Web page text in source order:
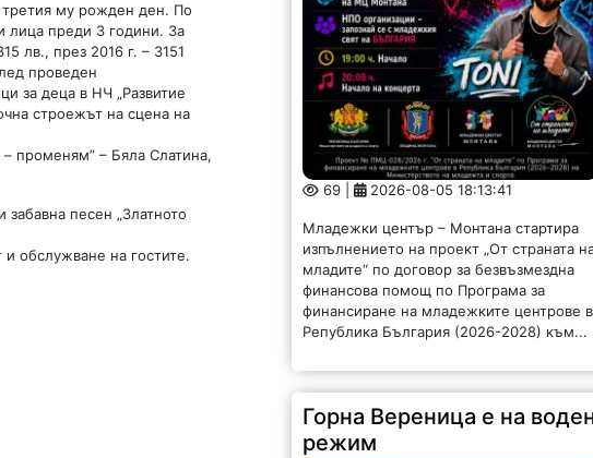
му рожден ден. По
лица преди 3 години. За
лв., през 2016 г. – 3151
проведен
за деца в НЧ „Развитие
строежът на сцена на
променям” – Бяла Слатина,
песен „Златното
обслужване на гостите.
69 | 2026-08-05 18:13:41
Младежки център – Монтана стартира
изпълнението на проект „От страната
младите“ по договор за безвъзмездна
финансова помощ по Програма за
финансиране на младежките центрове в
Република България (2026-2028) към...
Горна Вереница е на
режим